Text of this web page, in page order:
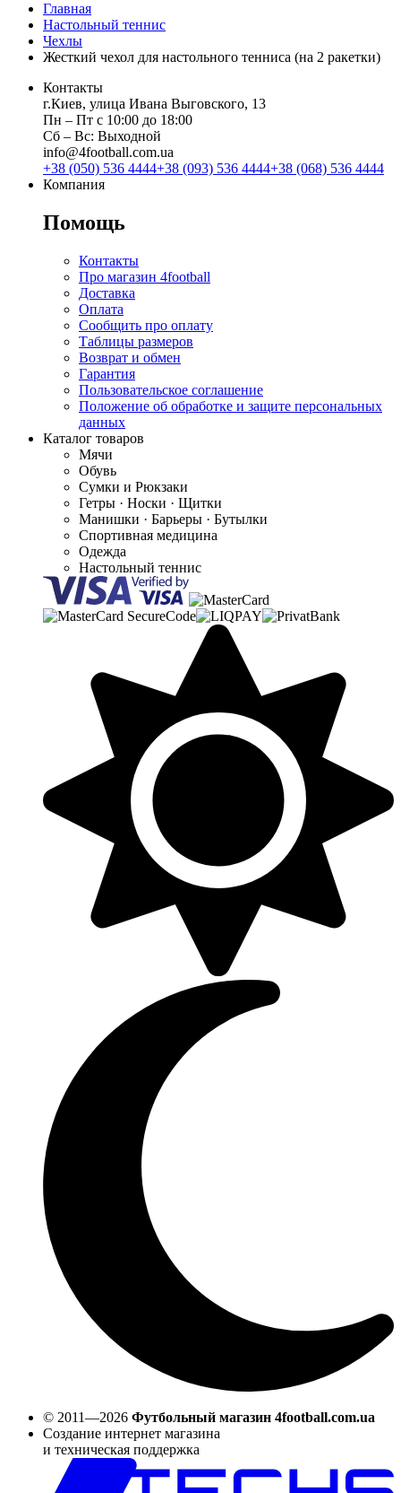
Главная
Настольный теннис
Чехлы
Жесткий чехол для настольного тенниса (на 2 ракетки)
Контакты
г.Киев, улица Ивана Выговского, 13
Пн ‒ Пт с 10:00 до 18:00
Сб ‒ Вс: Выходной
info@4football.com.ua
+38 (050) 536 4444+38 (093) 536 4444+38 (068) 536 4444
Компания
Помощь
Контакты
Про магазин 4football
Доставка
Оплата
Сообщить про оплату
Таблицы размеров
Возврат и обмен
Гарантия
Пользовательское соглашение
Положение об обработке и защите персональных
данных
Каталог товаров
Мячи
Обувь
Сумки и Рюкзаки
Гетры · Носки · Щитки
Манишки · Барьеры · Бутылки
Спортивная медицина
Одежда
Настольный теннис
© 2011—2026 Футбольный магазин 4football.com.ua
Создание интернет магазина
и техническая поддержка